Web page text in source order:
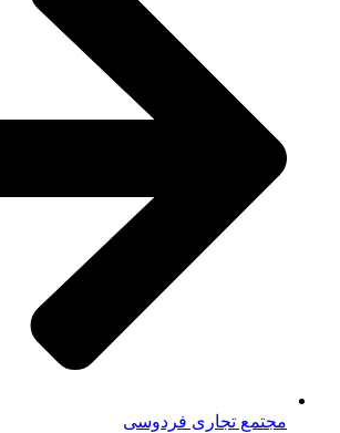
مجتمع تجاری فردوسی